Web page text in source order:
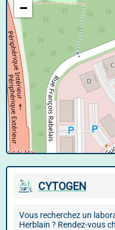
−
CYTOGEN
Vous recherchez un
Herblain ? Rendez-vous